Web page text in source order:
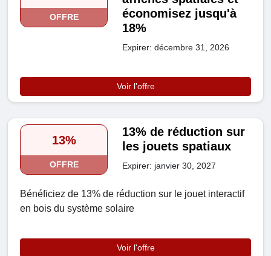
OFFRE
économisez jusqu'à
18%
Expirer: décembre 31, 2026
Voir l'offre
13%
OFFRE
13% de réduction sur
les jouets spatiaux
Expirer: janvier 30, 2027
Bénéficiez de 13% de réduction sur le jouet interactif
en bois du système solaire
Voir l'offre